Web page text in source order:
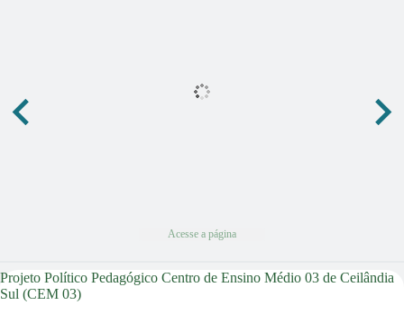
Acesse a página
Projeto Político Pedagógico Centro de Ensino Médio 03 de Ceilândia
Sul (CEM 03)